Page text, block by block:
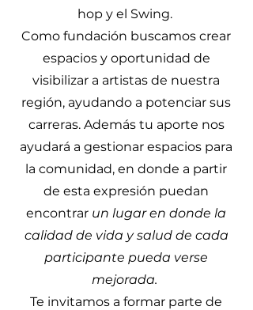
hop y el Swing.
Como fundación buscamos crear
espacios y oportunidad de
visibilizar a artistas de nuestra
región, ayudando a potenciar sus
carreras. Además tu aporte nos
ayudará a gestionar espacios para
la comunidad, en donde a partir
de esta expresión puedan
encontrar un lugar en donde la
calidad de vida y salud de cada
participante pueda verse
mejorada.
Te invitamos a formar parte de